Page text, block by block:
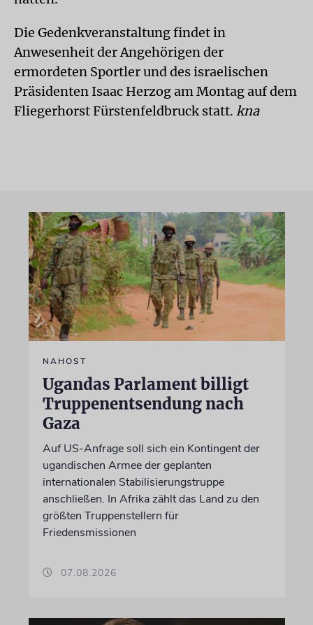
Die Gedenkveranstaltung findet in
Anwesenheit der Angehörigen der
ermordeten Sportler und des israelischen
Präsidenten Isaac Herzog am Montag auf dem
Fliegerhorst Fürstenfeldbruck statt. kna
NAHOST
Ugandas Parlament billigt
Truppenentsendung nach
Gaza
Auf US-Anfrage soll sich ein Kontingent der
ugandischen Armee der geplanten
internationalen Stabilisierungstruppe
anschließen. In Afrika zählt das Land zu den
größten Truppenstellern für
Friedensmissionen
07.08.2026